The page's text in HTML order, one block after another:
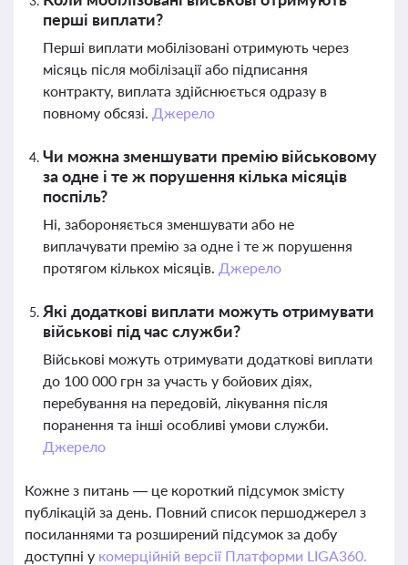
перші виплати?
Перші виплати мобілізовані отримують через
місяць після мобілізації або підписання
контракту, виплата здійснюється одразу в
повному обсязі. Джерело
Чи можна зменшувати премію військовому
за одне і те ж порушення кілька місяців
поспіль?
Ні, забороняється зменшувати або не
виплачувати премію за одне і те ж порушення
протягом кількох місяців. Джерело
Які додаткові виплати можуть отримувати
військові під час служби?
Військові можуть отримувати додаткові виплати
до 100 000 грн за участь у бойових діях,
перебування на передовій, лікування після
поранення та інші особливі умови служби.
Джерело
Кожне з питань — це короткий підсумок змісту
публікацій за день. Повний список першоджерел з
посиланнями та розширений підсумок за добу
доступні у комерційній версії Платформи LIGA360.